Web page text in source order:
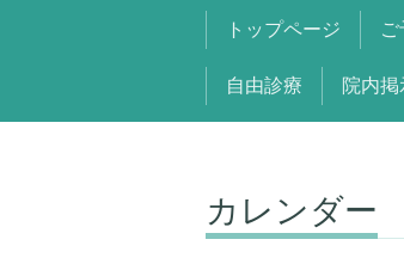
トップページ ご
自由診療 院内掲
カレンダー